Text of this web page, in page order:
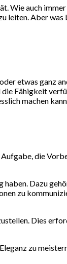
Wie auch immer
leiten. Aber
etwas ganz
Fähigkeit
machen
Aufgabe, die
Dazu
zu
Dies
zu